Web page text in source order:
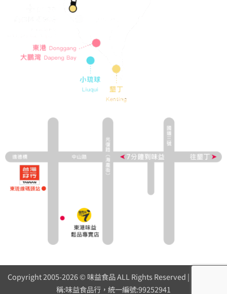
Copyright 2005-2026 © 味益食品 ALL Rights Reserved | 營業人名
稱:味益食品行，統一編號:99252941